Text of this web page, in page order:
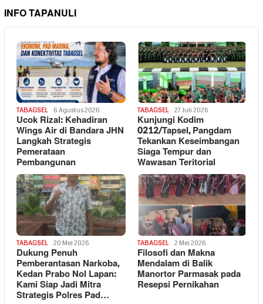
INFO TAPANULI
TABAGSEL 6 Agustus 2026
Ucok Rizal: Kehadiran
Wings Air di Bandara JHN
Langkah Strategis
Pemerataan
Pembangunan
TABAGSEL 27 Juli 2026
Kunjungi Kodim
0212/Tapsel, Pangdam
Tekankan Keseimbangan
Siaga Tempur dan
Wawasan Teritorial
TABAGSEL 20 Mei 2026
Dukung Penuh
Pemberantasan Narkoba,
Kedan Prabo Nol Lapan:
Kami Siap Jadi Mitra
Strategis Polres Pad…
TABAGSEL 2 Mei 2026
Filosofi dan Makna
Mendalam di Balik
Manortor Parmasak pada
Resepsi Pernikahan